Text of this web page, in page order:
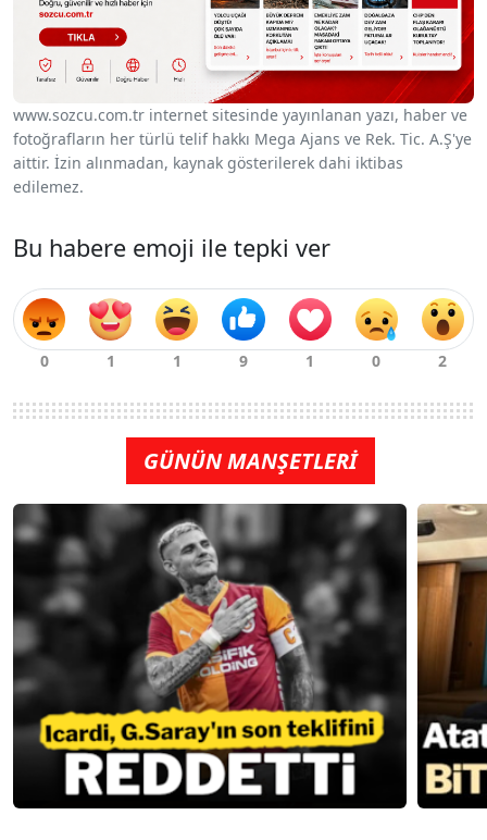
www.sozcu.com.tr internet sitesinde yayınlanan yazı, haber ve
fotoğrafların her türlü telif hakkı Mega Ajans ve Rek. Tic. A.Ş'ye
aittir. İzin alınmadan, kaynak gösterilerek dahi iktibas
edilemez.
Bu habere emoji ile tepki ver
GÜNÜN MANŞETLERİ